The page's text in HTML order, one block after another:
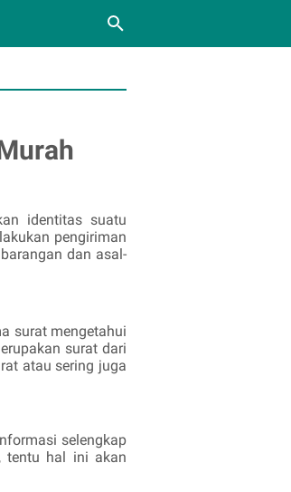
identitas suatu
pengiriman
dan asal-
surat mengetahui
surat dari
atau sering juga
selengkap
tentu hal ini akan